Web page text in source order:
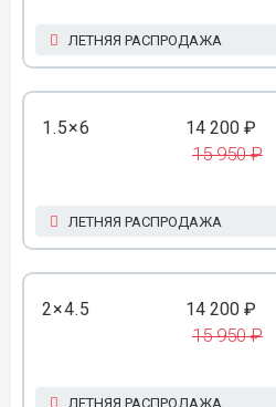
ЛЕТНЯЯ РАСПРОДАЖА
1.5×6 14 200 ₽
15 950 ₽
ЛЕТНЯЯ РАСПРОДАЖА
2×4.5 14 200 ₽
15 950 ₽
ЛЕТНЯЯ РАСПРОДАЖА